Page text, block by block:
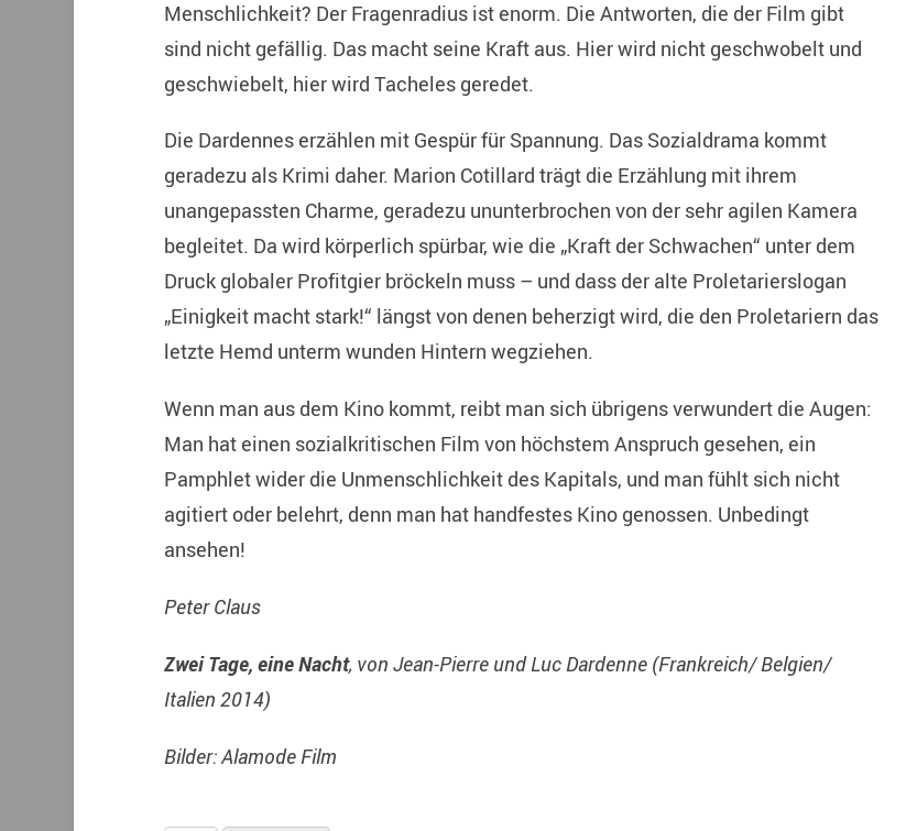
Menschlichkeit? Der Fragenradius ist enorm. Die Antworten, die der Film gibt
sind nicht gefällig. Das macht seine Kraft aus. Hier wird nicht geschwobelt und
geschwiebelt, hier wird Tacheles geredet.
Die Dardennes erzählen mit Gespür für Spannung. Das Sozialdrama kommt
geradezu als Krimi daher. Marion Cotillard trägt die Erzählung mit ihrem
unangepassten Charme, geradezu ununterbrochen von der sehr agilen Kamera
begleitet. Da wird körperlich spürbar, wie die „Kraft der Schwachen“ unter dem
Druck globaler Profitgier bröckeln muss – und dass der alte Proletarierslogan
„Einigkeit macht stark!“ längst von denen beherzigt wird, die den Proletariern das
letzte Hemd unterm wunden Hintern wegziehen.
Wenn man aus dem Kino kommt, reibt man sich übrigens verwundert die Augen:
Man hat einen sozialkritischen Film von höchstem Anspruch gesehen, ein
Pamphlet wider die Unmenschlichkeit des Kapitals, und man fühlt sich nicht
agitiert oder belehrt, denn man hat handfestes Kino genossen. Unbedingt
ansehen!
Peter Claus
Zwei Tage, eine Nacht, von Jean-Pierre und Luc Dardenne (Frankreich/ Belgien/
Italien 2014)
Bilder: Alamode Film